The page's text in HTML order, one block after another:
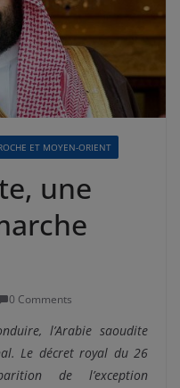
ET MOYEN-ORIENT
une
0 Comments
l’Arabie saoudite
Le décret royal du 26
de l’exception